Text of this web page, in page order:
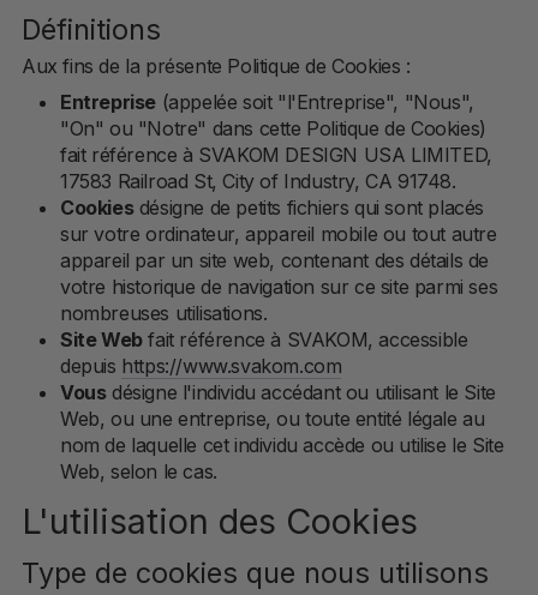
Définitions
Aux fins de la présente Politique de Cookies :
Entreprise (appelée soit "l'Entreprise", "Nous",
"On" ou "Notre" dans cette Politique de Cookies)
fait référence à SVAKOM DESIGN USA LIMITED,
17583 Railroad St, City of Industry, CA 91748.
Cookiesdésigne de petits fichiers qui sont placés
sur votre ordinateur, appareil mobile ou tout autre
appareil par un site web, contenant des détails de
votre historique de navigation sur ce site parmi ses
nombreuses utilisations.
Site Webfait référence à SVAKOM, accessible
depuis https://www.svakom.com
Vousdésigne l'individu accédant ou utilisant le Site
Web, ou une entreprise, ou toute entité légale au
nom de laquelle cet individu accède ou utilise le Site
Web, selon le cas.
L'utilisation des Cookies
Type de cookies que nous utilisons